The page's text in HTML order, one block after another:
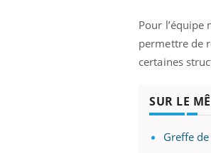
Pour l’équipe
permettre de
certaines
SUR LE
Greffe